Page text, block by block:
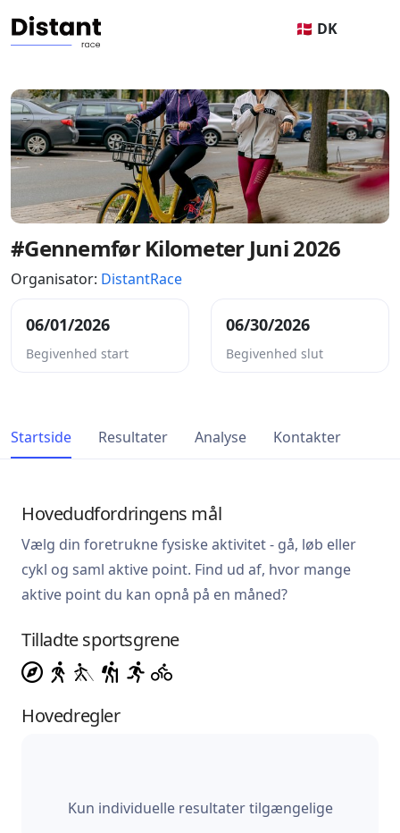
🇩🇰 DK
#Gennemfør Kilometer Juni 2026
Organisator: DistantRace
06/01/2026
Begivenhed start
06/30/2026
Begivenhed slut
Startside Resultater Analyse Kontakter
Hovedudfordringens mål
Vælg din foretrukne fysiske aktivitet - gå, løb eller
cykl og saml aktive point. Find ud af, hvor mange
aktive point du kan opnå på en måned?
Tilladte sportsgrene
Hovedregler
Kun individuelle resultater tilgængelige